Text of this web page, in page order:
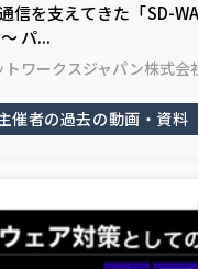
信を支えてきた「SD-
パ...
トワークスジャパン株式会
催者の過去の動画・資料